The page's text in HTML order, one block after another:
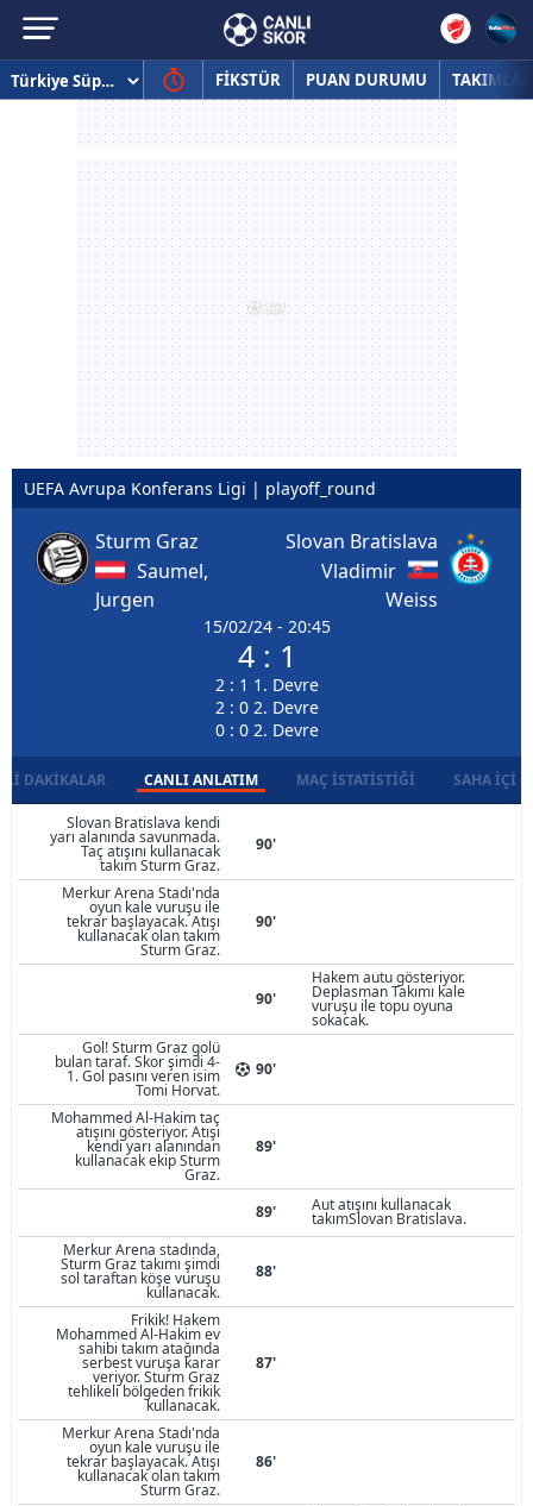
FİKSTÜR PUAN DURUMU TAKIMLAR
UEFA Avrupa Konferans Ligi | playoff_round
Sturm Graz
Saumel,
Jurgen
15/02/24 - 20:45
4 : 1
2 : 1 1. Devre
2 : 0 2. Devre
0 : 0 2. Devre
Slovan Bratislava
Vladimir
Weiss
DAKIKALAR CANLI ANLATIM MAÇ İSTATISTIĞI SAHA İÇI
Slovan Bratislava kendi
yarı alanında savunmada.
Taç atışını kullanacak
takım Sturm Graz.
90'
Merkur Arena Stadı'nda
oyun kale vuruşu ile
tekrar başlayacak. Atışı
kullanacak olan takım
Sturm Graz.
90'
90'
Hakem autu gösteriyor.
Deplasman Takımı kale
vuruşu ile topu oyuna
sokacak.
Gol! Sturm Graz golü
bulan taraf. Skor şimdi 4-
1. Gol pasını veren isim
Tomi Horvat.
90'
Mohammed Al-Hakim taç
atışını gösteriyor. Atışı
kendi yarı alanından
kullanacak ekip Sturm
Graz.
89'
89' Aut atışını kullanacak
takımSlovan Bratislava.
Merkur Arena stadında,
Sturm Graz takımı şimdi
sol taraftan köşe vuruşu
kullanacak.
88'
Frikik! Hakem
Mohammed Al-Hakim ev
sahibi takım atağında
serbest vuruşa karar
veriyor. Sturm Graz
tehlikeli bölgeden frikik
kullanacak.
87'
Merkur Arena Stadı'nda
oyun kale vuruşu ile
tekrar başlayacak. Atışı
kullanacak olan takım
Sturm Graz.
86'